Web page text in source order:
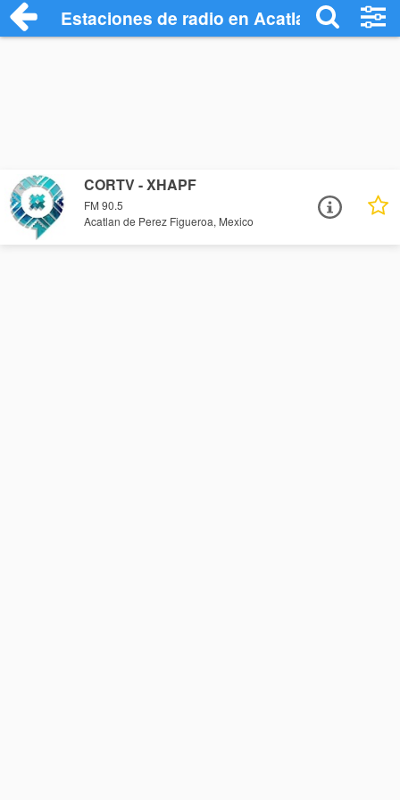
Estaciones de radio en Acatlan de
CORTV - XHAPF
FM 90.5
Acatlan de Perez Figueroa, Mexico